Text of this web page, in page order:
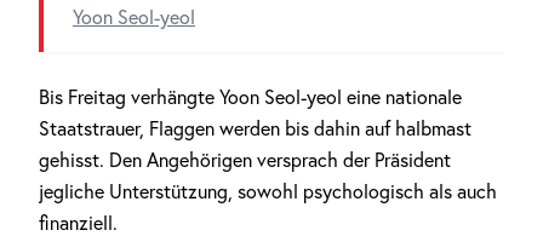
Yoon Seol-yeol
Bis Freitag verhängte Yoon Seol-yeol eine nationale
Staatstrauer, Flaggen werden bis dahin auf halbmast
gehisst. Den Angehörigen versprach der Präsident
jegliche Unterstützung, sowohl psychologisch als auch
finanziell.